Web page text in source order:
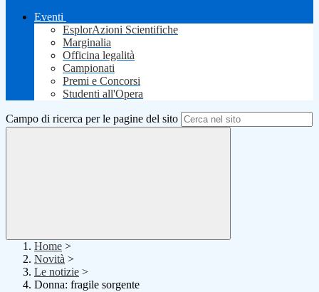
Eventi
EsplorAzioni Scientifiche
Marginalia
Officina legalità
Campionati
Premi e Concorsi
Studenti all'Opera
Campo di ricerca per le pagine del sito
Home >
Novità >
Le notizie >
Donna: fragile sorgente